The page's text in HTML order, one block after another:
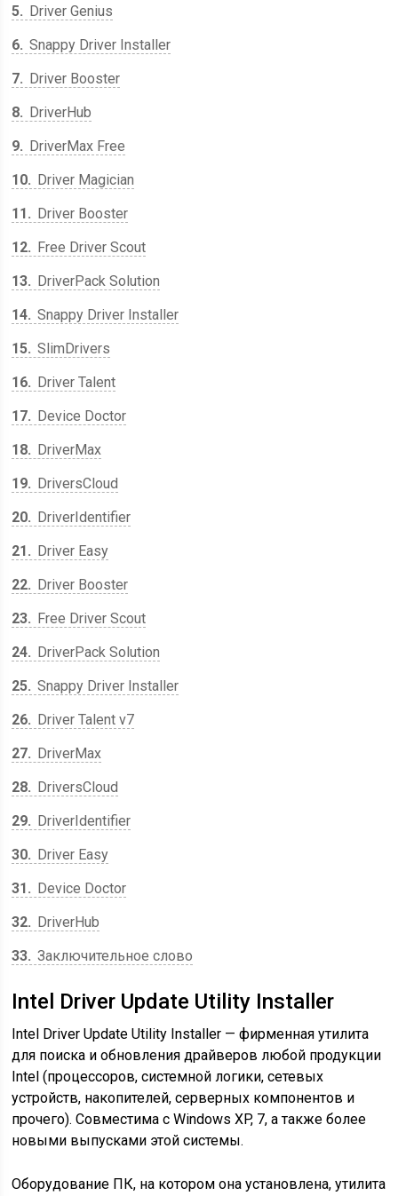
5
Driver Genius
6 Snappy Driver Installer
7
Driver Booster
8
DriverHub
9
DriverMax Free
10
Driver Magician
11
Driver Booster
12
Free Driver Scout
13
DriverPack Solution
14 Snappy Driver Installer
15 SlimDrivers
16
Driver Talent
17
Device Doctor
18
DriverMax
19
DriversCloud
20
DriverIdentifier
21
Driver Easy
22
Driver Booster
23
Free Driver Scout
24
DriverPack Solution
25 Snappy Driver Installer
26
Driver Talent v7
27
DriverMax
28
DriversCloud
29
DriverIdentifier
30
Driver Easy
31
Device Doctor
32
DriverHub
33 Заключительное слово
Intel Driver Update Utility Installer
Intel Driver Update Utility Installer — фирменная утилита
для поиска и обновления драйверов любой продукции
Intel (процессоров, системной логики, сетевых
устройств, накопителей, серверных компонентов и
прочего). Совместима с Windows XP, 7, а также более
новыми выпусками этой системы.
Оборудование ПК, на котором она установлена, утилита